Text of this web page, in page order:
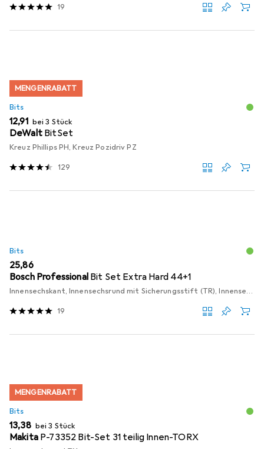
19
MENGENRABATT
Bits
EUR
12,91 bei 3 Stück
DeWalt BitSet
Kreuz Phillips PH, Kreuz Pozidriv PZ
129
Bits
EUR
25,86
Bosch Professional Bit Set Extra Hard 44+1
Innensechskant, Innensechsrund mit Sicherungsstift (TR), Innensechsrund TX, Kreuz Phillips PH, Kreuz Pozidriv PZ, Schraubschlitz
19
MENGENRABATT
Bits
EUR
13,38 bei 3 Stück
Makita P-73352 Bit-Set 31 teilig Innen-TORX